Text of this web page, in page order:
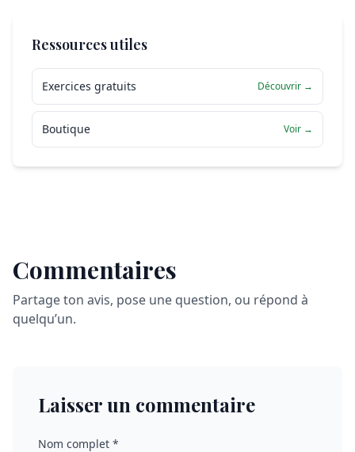
Ressources utiles
Exercices gratuits Découvrir →
Boutique Voir →
Commentaires
Partage ton avis, pose une question, ou répond à
quelqu’un.
Laisser un commentaire
Nom complet *